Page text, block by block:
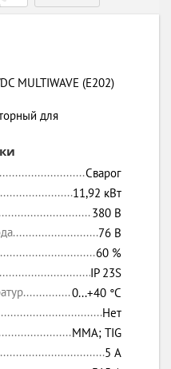
MULTIWAVE (E202)
для
Сварог
11,92 кВт
380 В
76 В
60 %
IP 23S
0...+40 °C
Нет
MMA; TIG
5 А